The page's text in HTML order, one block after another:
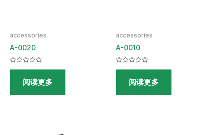
accessories
A-0020
评
&sol;阅读更多
accessories
A-0010
评
&sol;阅读更多